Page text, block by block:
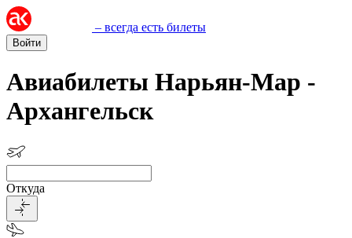
– всегда есть билеты
Войти
Авиабилеты Нарьян-Мар -
Архангельск
Откуда